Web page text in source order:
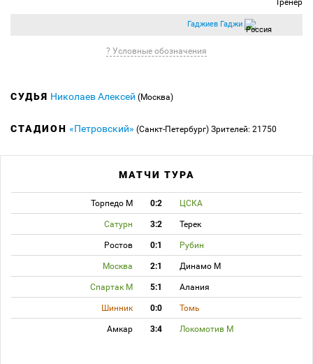
Тренер
Гаджиев Гаджи
? Условные обозначения
СУДЬЯ Николаев Алексей (Москва)
СТАДИОН «Петровский» (Санкт-Петербург) Зрителей: 21750
МАТЧИ ТУРА
Торпедо М 0:2 ЦСКА
Сатурн 3:2 Терек
Ростов 0:1 Рубин
Москва 2:1 Динамо М
Спартак М 5:1 Алания
Шинник 0:0 Томь
Амкар 3:4 Локомотив М